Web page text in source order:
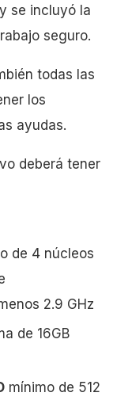
se incluyó la
seguro.
todas las
los
ayudas.
deberá tener
de 4 núcleos
2.9 GHz
de 16GB
mínimo de 512